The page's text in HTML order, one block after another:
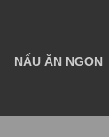
NẤU ĂN NGON